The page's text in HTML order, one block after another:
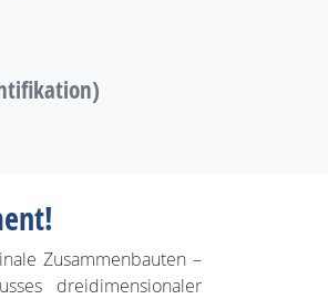
Zusammenbauten –
dreidimensionaler